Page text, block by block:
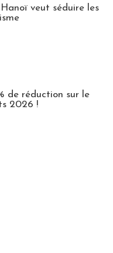
veut séduire les
de réduction sur le
2026 !